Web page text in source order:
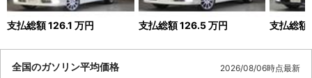
支払総額126.1 万円 支払総額126.5万円 支払総額
全国のガソリン平均価格 2026/08/06時点最新